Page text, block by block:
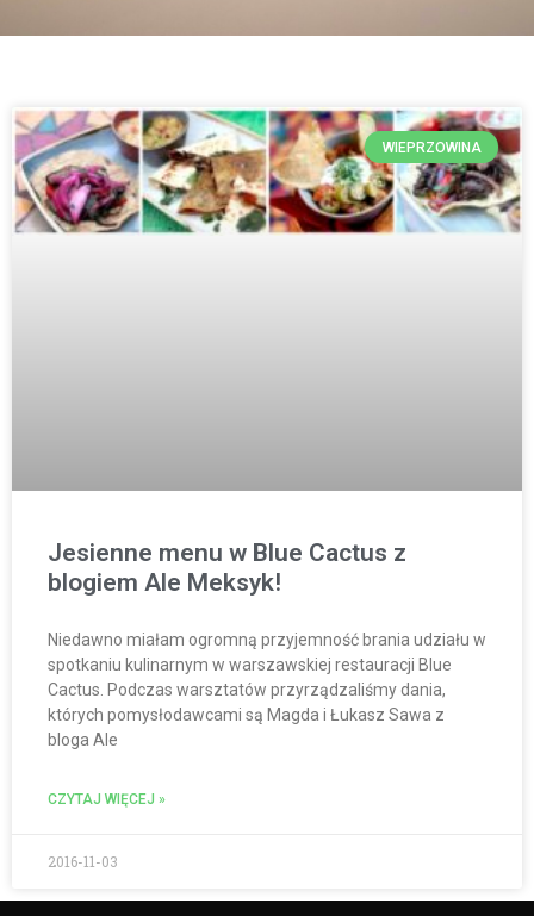
WIEPRZOWINA
Jesienne menu w Blue Cactus z
blogiem Ale Meksyk!
Niedawno miałam ogromną przyjemność brania udziału w
spotkaniu kulinarnym w warszawskiej restauracji Blue
Cactus. Podczas warsztatów przyrządzaliśmy dania,
których pomysłodawcami są Magda i Łukasz Sawa z
bloga Ale
CZYTAJ WIĘCEJ »
2016-11-03